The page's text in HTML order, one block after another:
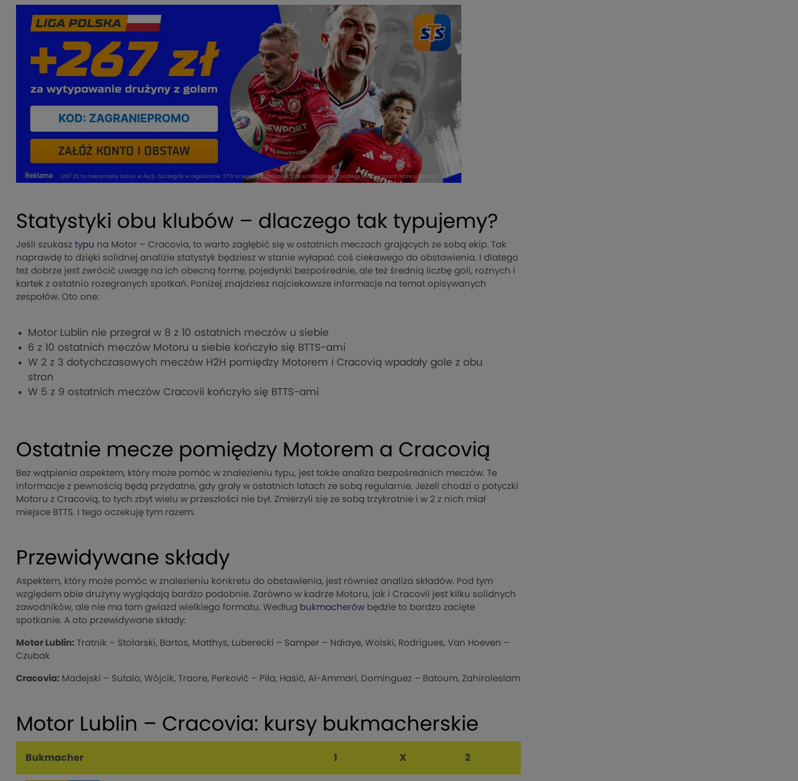
Statystyki obu klubów – dlaczego tak typujemy?
Jeśli szukasz typu na Motor – Cracovia, to warto zagłębić się w ostatnich meczach grających ze sobą ekip. Tak
naprawdę to dzięki solidnej analizie statystyk będziesz w stanie wyłapać coś ciekawego do obstawienia. I dlatego
też dobrze jest zwrócić uwagę na ich obecną formę, pojedynki bezpośrednie, ale też średnią liczbę goli, rożnych i
kartek z ostatnio rozegranych spotkań. Poniżej znajdziesz najciekawsze informacje na temat opisywanych
zespołów. Oto one:
Motor Lublin nie przegrał w 8 z 10 ostatnich meczów u siebie
6 z 10 ostatnich meczów Motoru u siebie kończyło się BTTS-ami
W 2 z 3 dotychczasowych meczów H2H pomiędzy Motorem i Cracovią wpadały gole z obu
stron
W 5 z 9 ostatnich meczów Cracovii kończyło się BTTS-ami
Ostatnie mecze pomiędzy Motorem a Cracovią
Bez wątpienia aspektem, który może pomóc w znalezieniu typu, jest także analiza bezpośrednich meczów. Te
informacje z pewnością będą przydatne, gdy grały w ostatnich latach ze sobą regularnie. Jeżeli chodzi o potyczki
Motoru z Cracovią, to tych zbyt wielu w przeszłości nie był. Zmierzyli się ze sobą trzykrotnie i w 2 z nich miał
miejsce BTTS. I tego oczekuję tym razem.
Przewidywane składy
Aspektem, który może pomóc w znalezieniu konkretu do obstawienia, jest również analiza składów. Pod tym
względem obie drużyny wyglądają bardzo podobnie. Zarówno w kadrze Motoru, jak i Cracovii jest kilku solidnych
zawodników, ale nie ma tam gwiazd wielkiego formatu. Według bukmacherów będzie to bardzo zacięte
spotkanie. A oto przewidywane składy:
Motor Lublin: Tratnik – Stolarski, Bartos, Matthys, Luberecki – Samper – Ndiaye, Wolski, Rodrigues, Van Hoeven –
Czubak
Cracovia: Madejski – Sutalo, Wójcik, Traore, Perković – Piła, Hasić, Al-Ammari, Dominguez – Batoum, Zahiroleslam
Motor Lublin – Cracovia: kursy bukmacherskie
Bukmacher 1 X 2